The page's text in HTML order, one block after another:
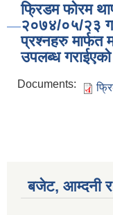
फ्रिडम फोरम
२०७४/०५/२३
प्रश्नहरु मार्फत
उपलब्ध
Documents:
बजेट, आम्दनी